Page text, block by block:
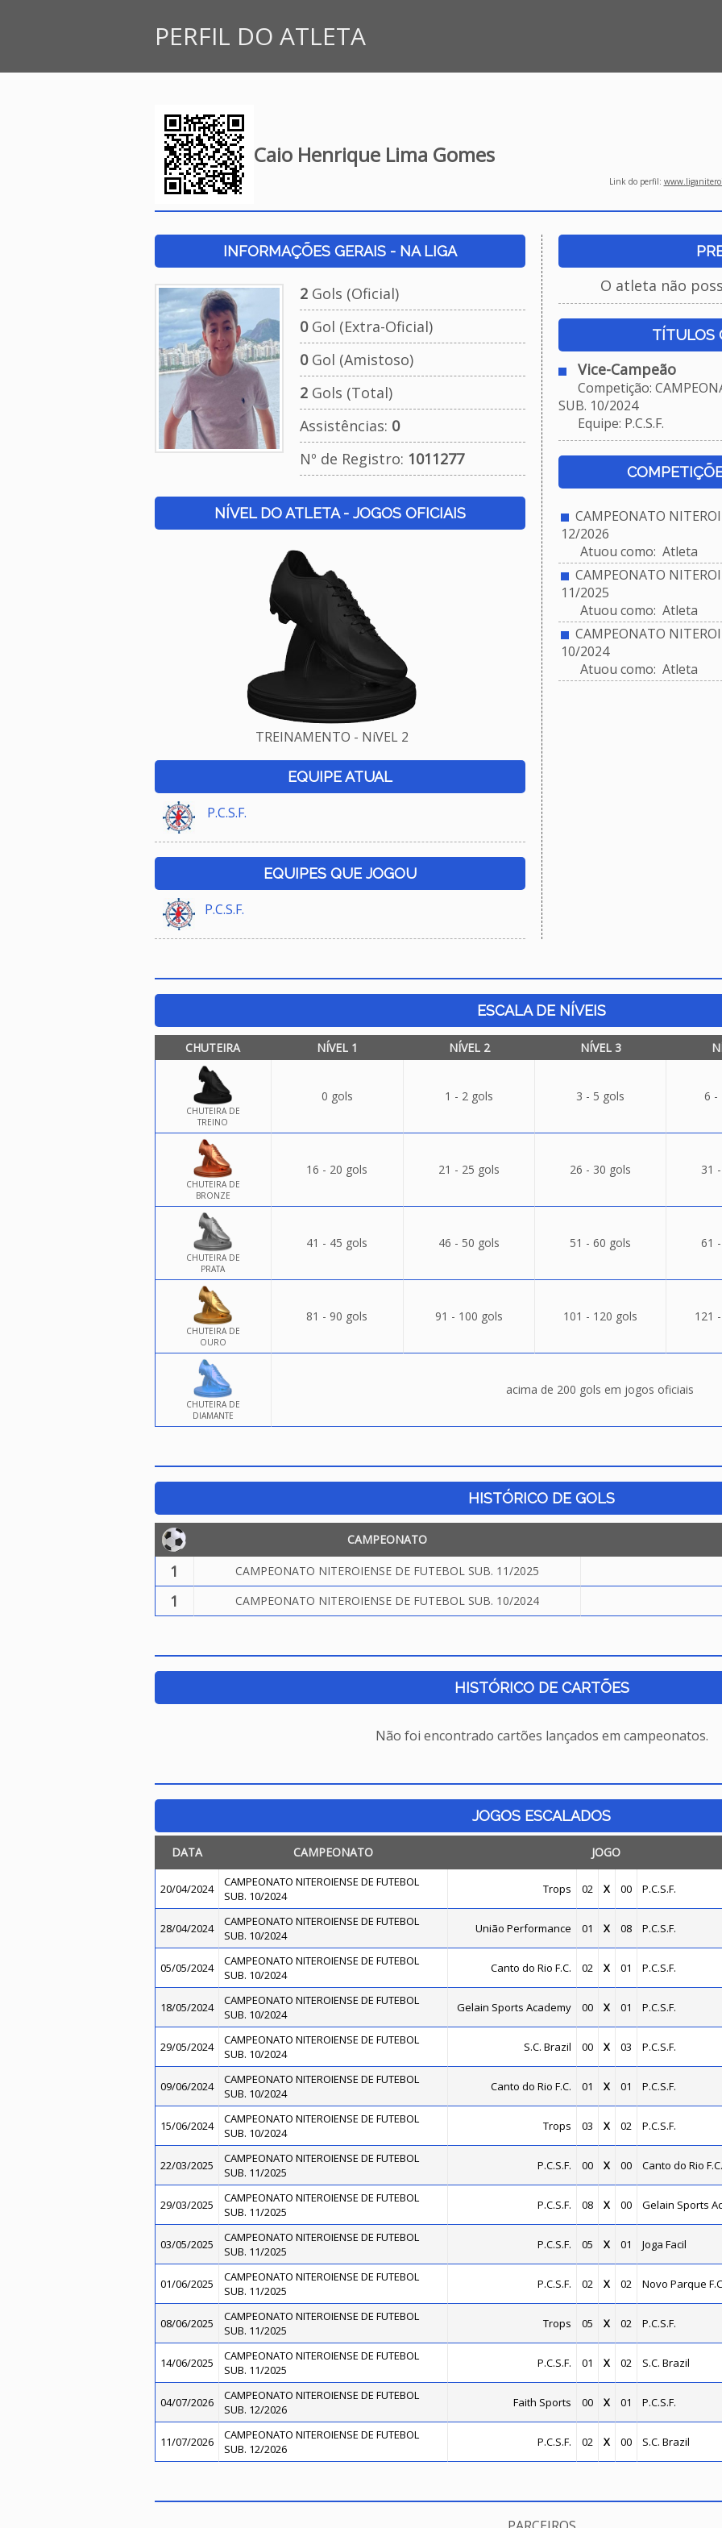
PERFIL DO ATLETA
Caio Henrique Lima Gomes
Link do perfil:
INFORMAÇÕES GERAIS - NA LIGA
2Gols (Oficial)
0Gol (Extra-Oficial)
0Gol (Amistoso)
2Gols (Total)
Assistências: 0
Nº de Registro: 1011277
NÍVEL DO ATLETA - JOGOS OFICIAIS
TREINAMENTO - NíVEL 2
EQUIPE ATUAL
P.C.S.F.
EQUIPES QUE JOGOU
P.C.S.F.
O atleta não
TÍTULOS
Vice-Campeão
Competição:
SUB. 10/2024
Equipe: P.C.S.F.
CAMPEONATO
12/2026
Atuou como: Atleta
CAMPEONATO
11/2025
Atuou como: Atleta
CAMPEONATO
10/2024
Atuou como: Atleta
ESCALA DE NÍVEIS
CHUTEIRA NÍVEL 1 NÍVEL 2 NÍVEL 3
CHUTEIRA DE
TREINO
0 gols 1 - 2 gols 3 - 5 gols 6 -
CHUTEIRA DE
BRONZE
16 - 20 gols 21 - 25 gols 26 - 30 gols 31
CHUTEIRA DE
PRATA
41 - 45 gols 46 - 50 gols 51 - 60 gols 61
CHUTEIRA DE
OURO
81 - 90 gols 91 - 100 gols 101 - 120 gols 121
CHUTEIRA DE
DIAMANTE
acima de 200 gols em jogos oficiais
HISTÓRICO DE GOLS
CAMPEONATO
1 CAMPEONATO NITEROIENSE DE FUTEBOL SUB. 11/2025
1 CAMPEONATO NITEROIENSE DE FUTEBOL SUB. 10/2024
HISTÓRICO DE CARTÕES
Não foi encontrado cartões lançados em campeonatos.
JOGOS ESCALADOS
DATA CAMPEONATO JOGO
20/04/2024
CAMPEONATO NITEROIENSE DE FUTEBOL
SUB. 10/2024
Trops 02 X 00 P.C.S.F.
28/04/2024
CAMPEONATO NITEROIENSE DE FUTEBOL
SUB. 10/2024
União Performance 01 X 08 P.C.S.F.
05/05/2024
CAMPEONATO NITEROIENSE DE FUTEBOL
SUB. 10/2024
Canto do Rio F.C. 02 X 01 P.C.S.F.
18/05/2024
CAMPEONATO NITEROIENSE DE FUTEBOL
SUB. 10/2024
Gelain Sports Academy 00 X 01 P.C.S.F.
29/05/2024
CAMPEONATO NITEROIENSE DE FUTEBOL
SUB. 10/2024
S.C. Brazil 00 X 03 P.C.S.F.
09/06/2024
CAMPEONATO NITEROIENSE DE FUTEBOL
SUB. 10/2024
Canto do Rio F.C. 01 X 01 P.C.S.F.
15/06/2024
CAMPEONATO NITEROIENSE DE FUTEBOL
SUB. 10/2024
Trops 03 X 02 P.C.S.F.
22/03/2025
CAMPEONATO NITEROIENSE DE FUTEBOL
SUB. 11/2025
P.C.S.F. 00 X 00 Canto do Rio F.C.
29/03/2025
CAMPEONATO NITEROIENSE DE FUTEBOL
SUB. 11/2025
P.C.S.F. 08 X 00 Gelain Sports
03/05/2025
CAMPEONATO NITEROIENSE DE FUTEBOL
SUB. 11/2025
P.C.S.F. 05 X 01 Joga Facil
01/06/2025
CAMPEONATO NITEROIENSE DE FUTEBOL
SUB. 11/2025
P.C.S.F. 02 X 02 Novo Parque
08/06/2025
CAMPEONATO NITEROIENSE DE FUTEBOL
SUB. 11/2025
Trops 05 X 02 P.C.S.F.
14/06/2025
CAMPEONATO NITEROIENSE DE FUTEBOL
SUB. 11/2025
P.C.S.F. 01 X 02 S.C. Brazil
04/07/2026
CAMPEONATO NITEROIENSE DE FUTEBOL
SUB. 12/2026
Faith Sports 00 X 01 P.C.S.F.
11/07/2026
CAMPEONATO NITEROIENSE DE FUTEBOL
SUB. 12/2026
P.C.S.F. 02 X 00 S.C. Brazil